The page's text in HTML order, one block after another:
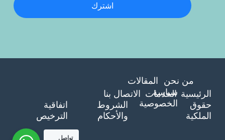
اشترك
الرئيسية
من نحن
الخدمات
المقالات
الاتصال بنا
حقوق
الملكية
سياسة
الخصوصية
الشروط
والأحكام
اتفاقية
الترخيص
تواصل